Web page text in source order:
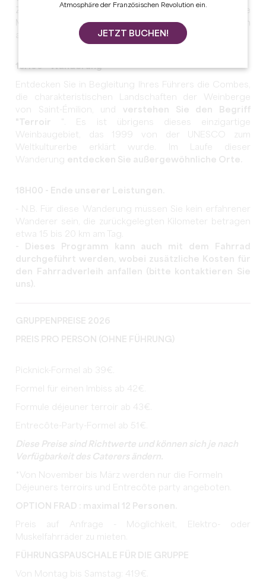
Zum Mittagessen bieten wir Ihnen verschiedene
Möglichkeiten an: Picknick, Winzer-Imbiss, Mittagessen
aus der Region oder Entrecôte-Party.
15H00 - Wanderung
Entdecken Sie in Begleitung Ihres Führers die Combes,
die charakteristischen Landschaften der Weinberge
von Saint-Émilion, und verstehen Sie den Begriff
"Terroir ". Es ist übrigens dieses einzigartige
Weinbaugebiet, das 1999 von der UNESCO zum
Weltkulturerbe erklärt wurde. Im Laufe dieser
Wanderung entdecken Sie außergewöhnliche Orte.
18H00 - Ende unserer Leistungen.
- N.B. Für diese Wanderung müssen Sie kein erfahrener
Wanderer sein, die zurückgelegten Kilometer betragen
etwa 15 bis 20 km am Tag.
- Dieses Programm kann auch mit dem Fahrrad
durchgeführt werden, wobei zusätzliche Kosten für
den Fahrradverleih anfallen (bitte kontaktieren Sie
uns).
GRUPPENPREISE 2026
PREIS PRO PERSON (OHNE FÜHRUNG)
Picknick-Formel ab 39€.
Formel für einen Imbiss ab 42€.
Formule déjeuner terroir ab 43€.
Entrecôte-Party-Formel ab 51€.
Diese Preise sind Richtwerte und können sich je nach
Verfügbarkeit des Caterers ändern.
*Von November bis März werden nur die Formeln
Déjeuners terroirs und Entrecôte party angeboten.
OPTION FRAD : maximal 12 Personen.
Preis auf Anfrage - Möglichkeit, Elektro- oder
Muskelfahrräder zu mieten.
FÜHRUNGSPAUSCHALE FÜR DIE GRUPPE
Von Montag bis Samstag: 419€.
Atmosphäre der Französischen Revolution ein.
JETZT BUCHEN!